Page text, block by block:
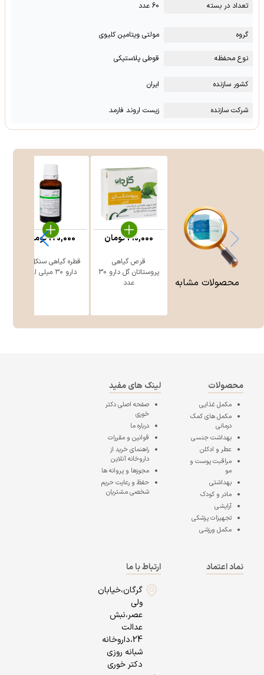
تعداد در بسته 60 عدد
گروه مولتی ویتامین کلیوی
نوع محفظه قوطی پلاستیکی
کشور سازنده ایران
شرکت سازنده زیست اروند فارمد
محصولات مشابه
قرص گیاهی
پروستاتان گل دارو 30
عدد
210,000تومان
قطره گیاهی سنكل گل
دارو ۳۰ میلی لیتر
170,000تومان
محصولات
مکمل غذایی
مکمل های کمک
درمانی
بهداشت جنسی
عطر و ادکلن
مراقبت پوست و
مو
بهداشتی
مادر و کودک
آرایشی
تجهیزات پزشکی
مکمل ورزشی
لینک های مفید
صفحه اصلیدکتر
خوری
درباره ما
قوانین و مقررات
راهنمای خرید از
داروخانه آنلاین
مجوزها و پروانه ها
حفظ و رعایت حریم
شخصی مشتریان
نماد اعتماد
ارتباط با ما
گرگان،خیابان
ولی
عصر،نبش
عدالت
24،داروخانه
شبانه روزی
دکتر خوری